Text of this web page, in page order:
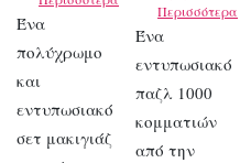
Ένα
πολύχρωμο
και
εντυπωσιακό
σετ μακιγιάζ
Περισσότερα
Ένα
εντυπωσιακό
παζλ 1000
κομματιών
από την